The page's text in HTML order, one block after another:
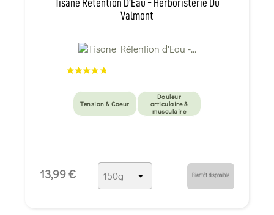
Tisane Rétention D'Eau - Herboristerie Du
Valmont
Tension & Coeur
Douleur
articulaire &
musculaire
13,99 € Bientôt disponible